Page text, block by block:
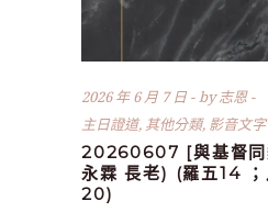
2026 年 6 月 7 日 by志恩
主日證道, 其他分類, 影音文字
20260607 [與基督同
永霖 長老) (羅五14
20)